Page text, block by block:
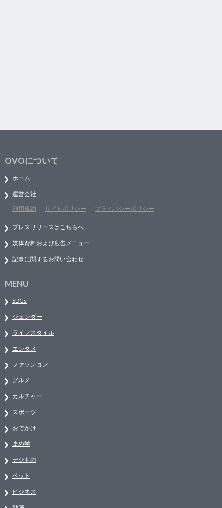
OVOについて
ホーム
運営会社
利用規約
サイトポリシー プライバシーポリシー
プレスリリースはこちらへ
媒体資料および広告メニュー
記事に関するお問い合わせ
MENU
SDGs
ジェンダー
ライフスタイル
エンタメ
ファッション
グルメ
カルチャー
スポーツ
おでかけ
まめ学
デジもの
ペット
ビジネス